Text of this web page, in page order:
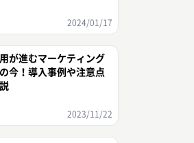
2024/01/17
が進むマーケティング
今！導入事例や注意点
2023/11/22